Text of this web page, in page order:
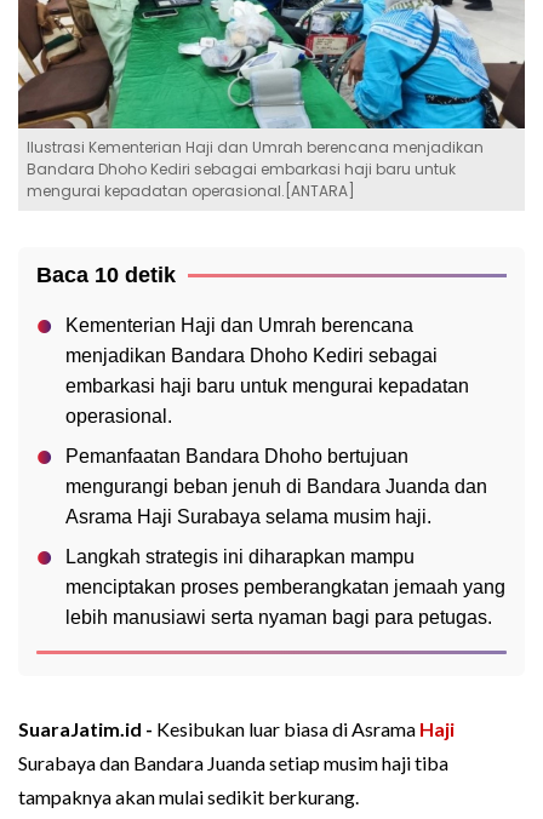
Ilustrasi Kementerian Haji dan Umrah berencana menjadikan
Bandara Dhoho Kediri sebagai embarkasi haji baru untuk
mengurai kepadatan operasional.[ANTARA]
Baca 10 detik
Kementerian Haji dan Umrah berencana
menjadikan Bandara Dhoho Kediri sebagai
embarkasi haji baru untuk mengurai kepadatan
operasional.
Pemanfaatan Bandara Dhoho bertujuan
mengurangi beban jenuh di Bandara Juanda dan
Asrama Haji Surabaya selama musim haji.
Langkah strategis ini diharapkan mampu
menciptakan proses pemberangkatan jemaah yang
lebih manusiawi serta nyaman bagi para petugas.
SuaraJatim.id - Kesibukan luar biasa di Asrama Haji
Surabaya dan Bandara Juanda setiap musim haji tiba
tampaknya akan mulai sedikit berkurang.